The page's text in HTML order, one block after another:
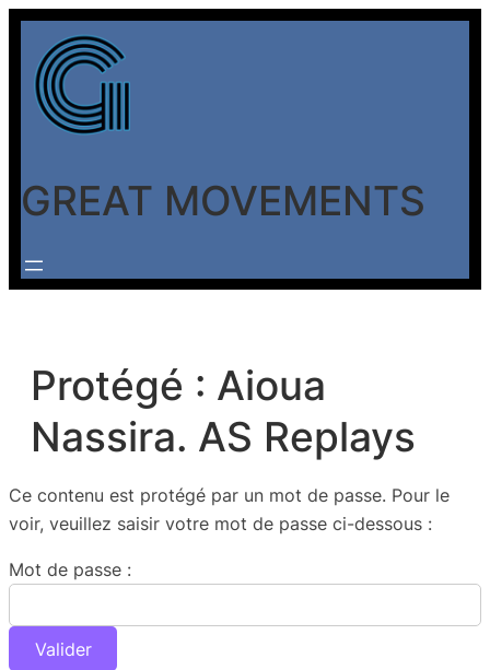
Aller
contenu
GREAT MOVEMENTS
Protégé : Aioua
Nassira. AS Replays
Ce contenu est protégé par un mot de passe. Pour le
voir, veuillez saisir votre mot de passe ci-dessous :
Mot de passe :